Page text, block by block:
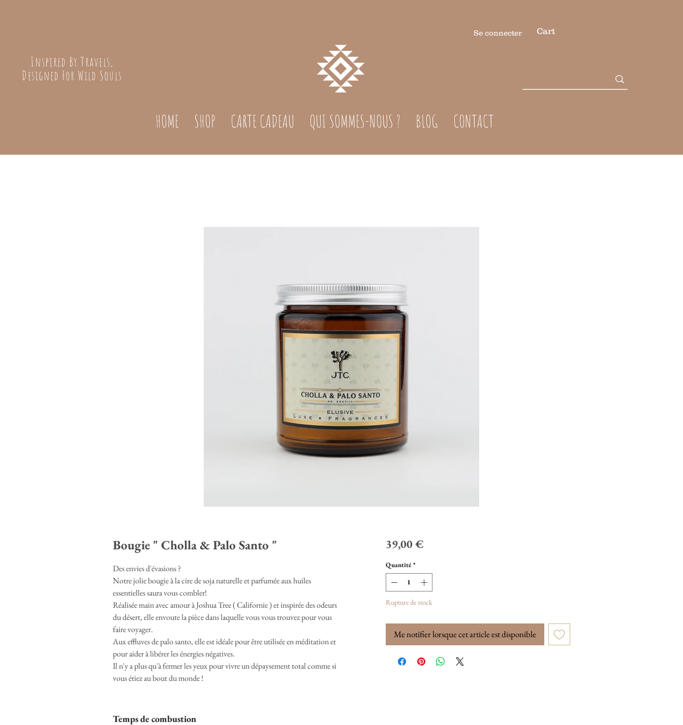
Inspired By Travels,
Designed For Wild Souls
Se connecter Cart
HOME SHOP CARTE CADEAU QUI SOMMES-NOUS ? BLOG CONTACT
Bougie " Cholla & Palo Santo "
Des envies d'évasions ?
Notre jolie bougie à la cire de soja naturelle et parfumée aux huiles
essentielles saura vous combler!
Réalisée main avec amour à Joshua Tree ( Californie ) et inspirée des odeurs
du désert, elle envoute la pièce dans laquelle vous vous trouvez pour vous
faire voyager.
Aux effluves de palo santo, elle est idéale pour être utilisée en méditation et
pour aider à libérer les énergies négatives.
Il n'y a plus qu'à fermer les yeux pour vivre un dépaysement total comme si
vous étiez au bout du monde !
Temps de combustion
39,00 €Prix
Quantité *
Rupture de stock
Me notifier lorsque cet article est disponible